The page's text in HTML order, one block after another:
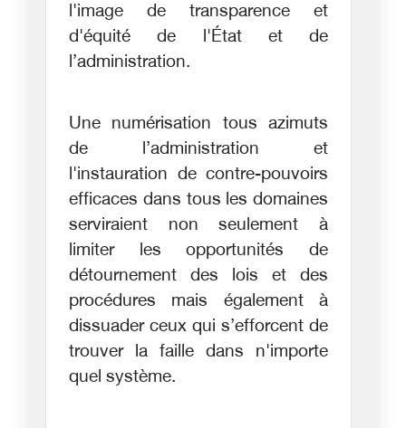
l'image de transparence et
d'équité de l'État et de
l’administration.
Une numérisation tous azimuts
de l’administration et
l'instauration de contre-pouvoirs
efficaces dans tous les domaines
serviraient non seulement à
limiter les opportunités de
détournement des lois et des
procédures mais également à
dissuader ceux qui s’efforcent de
trouver la faille dans n'importe
quel système.